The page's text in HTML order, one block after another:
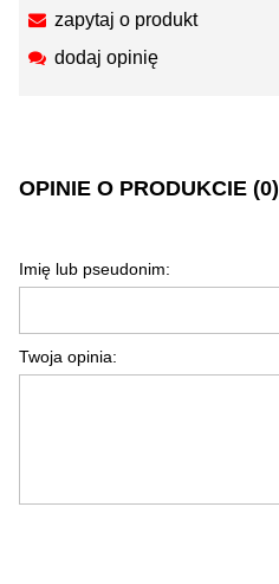
zapytaj o produkt
dodaj opinię
OPINIE O PRODUKCIE (0)
Imię lub pseudonim:
Twoja opinia: